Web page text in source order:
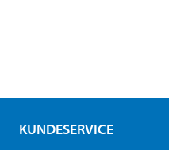
KUNDESERVICE